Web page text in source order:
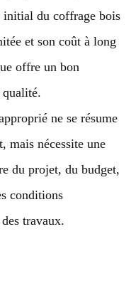
initial du coffrage bois
et son coût à long
offre un bon
ne se résume
mais nécessite une
du projet, du budget,
conditions
travaux.